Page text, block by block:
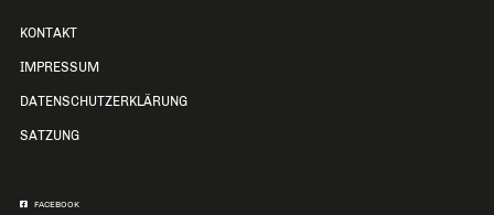
KONTAKT
IMPRESSUM
DATENSCHUTZERKLÄRUNG
SATZUNG
FACEBOOK